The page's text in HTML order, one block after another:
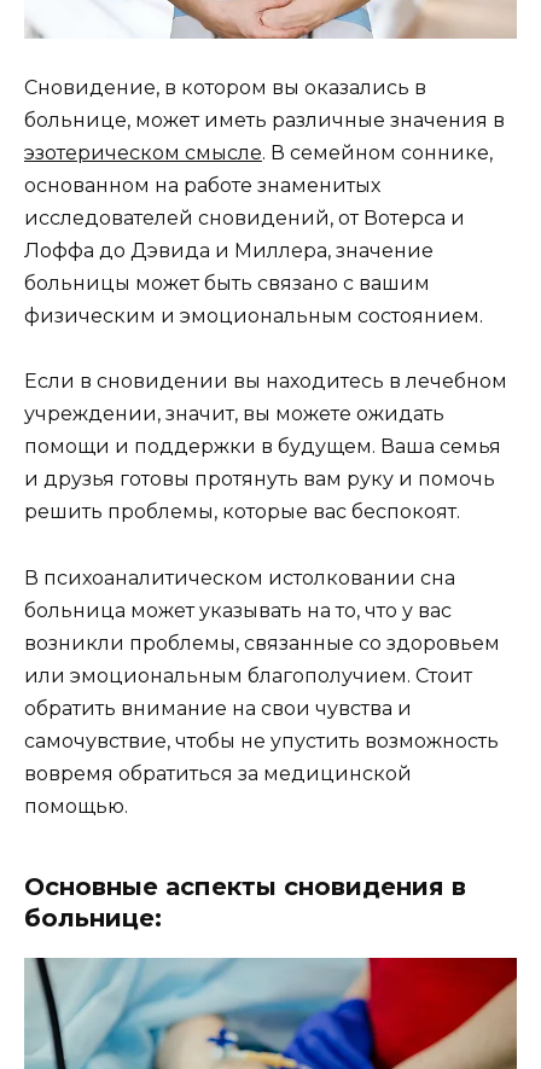
Сновидение, в котором вы оказались в
больнице, может иметь различные значения в
эзотерическом смысле. В семейном соннике,
основанном на работе знаменитых
исследователей сновидений, от Вотерса и
Лоффа до Дэвида и Миллера, значение
больницы может быть связано с вашим
физическим и эмоциональным состоянием.
Если в сновидении вы находитесь в лечебном
учреждении, значит, вы можете ожидать
помощи и поддержки в будущем. Ваша семья
и друзья готовы протянуть вам руку и помочь
решить проблемы, которые вас беспокоят.
В психоаналитическом истолковании сна
больница может указывать на то, что у вас
возникли проблемы, связанные со здоровьем
или эмоциональным благополучием. Стоит
обратить внимание на свои чувства и
самочувствие, чтобы не упустить возможность
вовремя обратиться за медицинской
помощью.
Основные аспекты сновидения в
больнице: